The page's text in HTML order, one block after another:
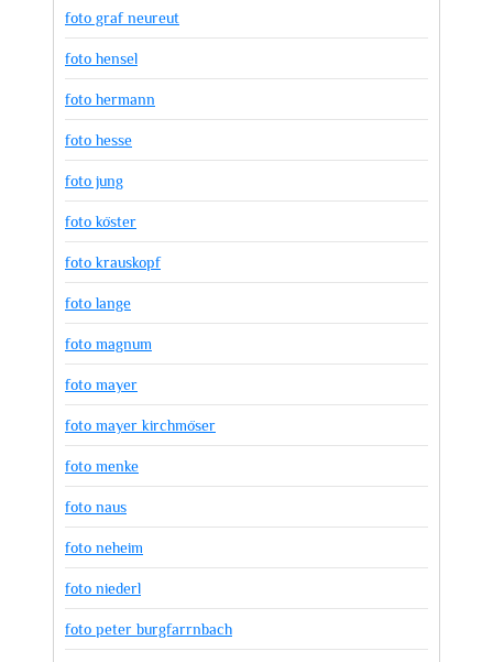
foto graf neureut
foto hensel
foto hermann
foto hesse
foto jung
foto köster
foto krauskopf
foto lange
foto magnum
foto mayer
foto mayer kirchmöser
foto menke
foto naus
foto neheim
foto niederl
foto peter burgfarrnbach